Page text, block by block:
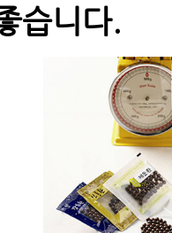
습니다.